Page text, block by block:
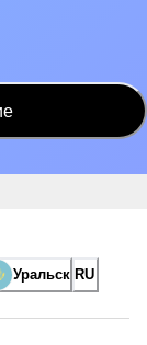
Уральск RU